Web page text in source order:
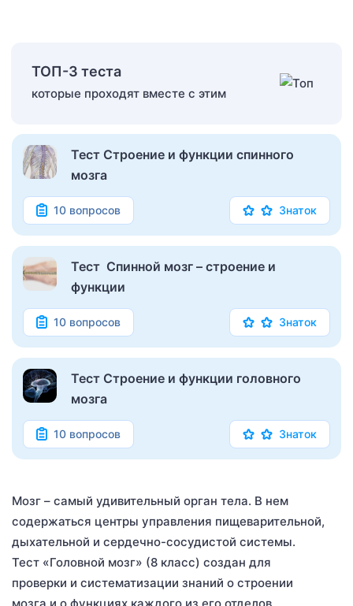
ТОП-3 теста
которые проходят вместе с этим
Тест Строение и функции спинного
мозга
10 вопросов Знаток
Тест Спинной мозг – строение и
функции
10 вопросов Знаток
Тест Строение и функции головного
мозга
10 вопросов Знаток
Мозг – самый удивительный орган тела. В нем
содержаться центры управления пищеварительной,
дыхательной и сердечно-сосудистой системы.
Тест «Головной мозг» (8 класс) создан для
проверки и систематизации знаний о строении